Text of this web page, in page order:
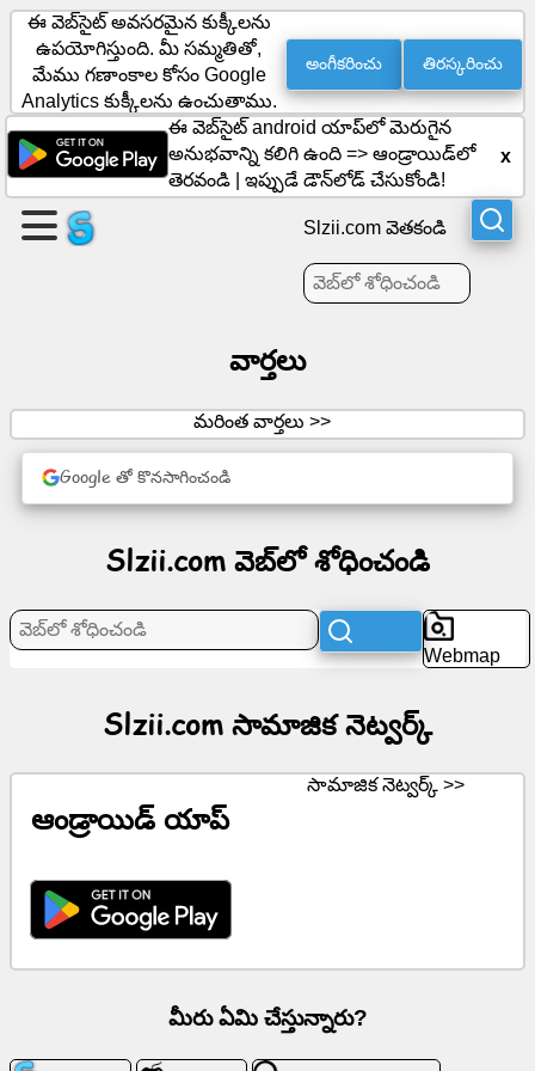
ఒక
పేజీని
సృష్టించండి
సమూహాన్ని
ఎజెండా
వినోదం
వార్తలు
వికీ
పరిచయాలు
ఈ వెబ్‌సైట్ అవసరమైన కుక్కీలను
ఉపయోగిస్తుంది. మీ సమ్మతితో,
మేము గణాంకాల కోసం Google
Analytics కుక్కీలను ఉంచుతాము.
అంగీకరించు తిరస్కరించు
ఈ వెబ్‌సైట్ android యాప్‌లో మెరుగైన
అనుభవాన్ని కలిగి ఉంది => ఆండ్రాయిడ్‌లో
తెరవండి
ఇప్పుడే డౌన్‌లోడ్ చేసుకోండి!
x
Slzii.com వెతకండి
వార్తలు
మరింత వార్తలు >>
Google తో కొనసాగించండి
Slzii.com వెబ్‌లో శోధించండి
Webmap
Slzii.com సామాజిక నెట్వర్క్
ఆండ్రాయిడ్ యాప్
సామాజిక నెట్వర్క్ >>
మీరు ఏమి చేస్తున్నారు?